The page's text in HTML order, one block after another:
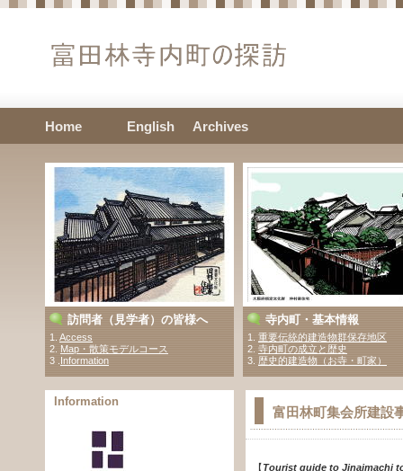
訪問者（見学者）の皆様へ
1. Access
2. Map・散策モデルコース
3 . Information
寺内町・基本情報
1. 重要伝統的建造物群保存地区
2. 寺内町の成立と歴史
3. 歴史的建造物（お寺・町家）
富田林町集会所建設
【Tourist guide to Jinaimachi
Information
Home English Archives